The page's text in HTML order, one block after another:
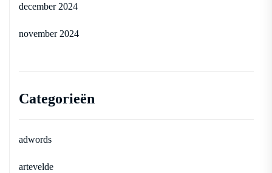
december 2024
november 2024
Categorieën
adwords
artevelde